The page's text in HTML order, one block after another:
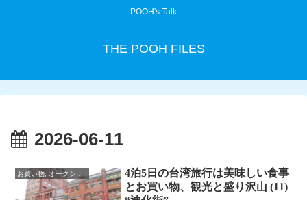
POOH's Talk
THE POOH FILES
2026-06-11
4泊5日の台湾旅行は美味しい食事
とお買い物、観光と盛り沢山 (11)